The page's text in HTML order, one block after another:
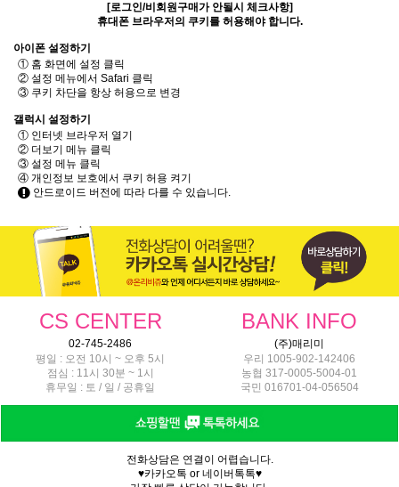
[로그인/비회원구매가 안될시 체크사항]
휴대폰 브라우저의 쿠키를 허용해야 합니다.
아이폰 설정하기
① 홈 화면에 설정 클릭
② 설정 메뉴에서 Safari 클릭
③ 쿠키 차단을 항상 허용으로 변경
갤럭시 설정하기
① 인터넷 브라우저 열기
② 더보기 메뉴 클릭
③ 설정 메뉴 클릭
④ 개인정보 보호에서 쿠키 허용 켜기
안드로이드 버전에 따라 다를 수 있습니다.
CS CENTER BANK INFO
02-745-2486
(주)매리미
평일 : 오전 10시 ~ 오후 5시
점심 : 11시 30분 ~ 1시
휴무일 : 토 / 일 / 공휴일
우리 1005-902-142406
농협 317-0005-5004-01
국민 016701-04-056504
전화상담은 연결이 어렵습니다.
♥카카오톡 or 네이버톡톡♥